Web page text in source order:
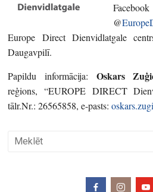
Facebook
@
Europe Direct Dienvidlatgale
Daugavpilī.
Papildu informācija: Oskars
reģions, “EUROPE DIRECT
tālr.Nr.: 26565858, e-pasts: